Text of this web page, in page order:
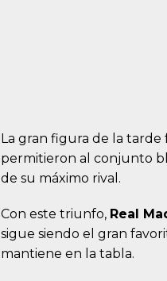
La gran figura de la tarde
permitieron al conjunto
de su máximo rival.
Con este triunfo, Real
sigue siendo el gran
mantiene en la tabla.